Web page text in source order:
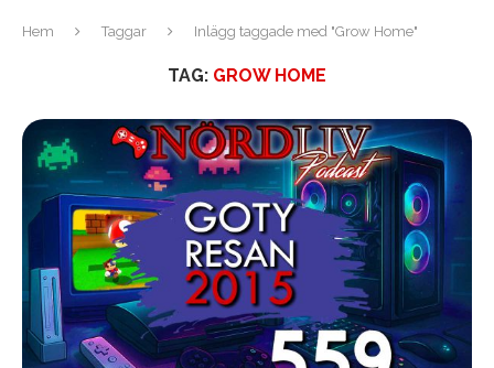
Hem Taggar Inlägg taggade med "Grow Home"
TAG: GROW HOME